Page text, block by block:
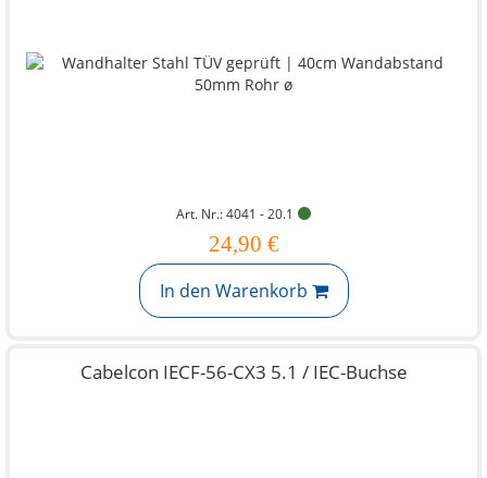
Art. Nr.: 4041 - 20.1
24,90 €
In den Warenkorb
Cabelcon IECF-56-CX3 5.1 / IEC-Buchse